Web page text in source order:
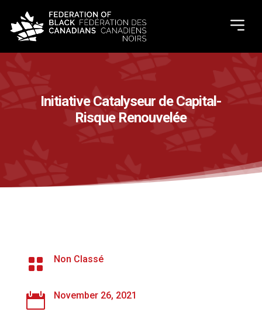
Initiative Catalyseur de Capital-
Risque Renouvelée
 Non Classé
 November 26, 2021